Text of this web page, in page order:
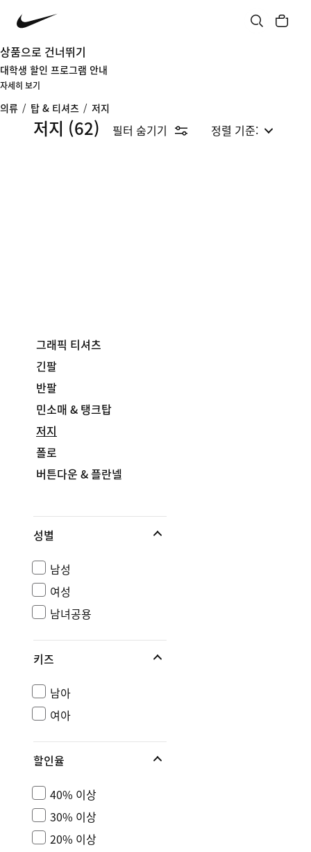
상품으로 건너뛰기
대학생 할인 프로그램 안내
자세히 보기
의류 / 탑 & 티셔츠 / 저지
저지 (62) 필터 숨기기 정렬 기준:
그래픽 티셔츠
긴팔
반팔
민소매 & 탱크탑
저지
폴로
버튼다운 & 플란넬
성별
남성
여성
남녀공용
키즈
남아
여아
할인율
40% 이상
30% 이상
20% 이상